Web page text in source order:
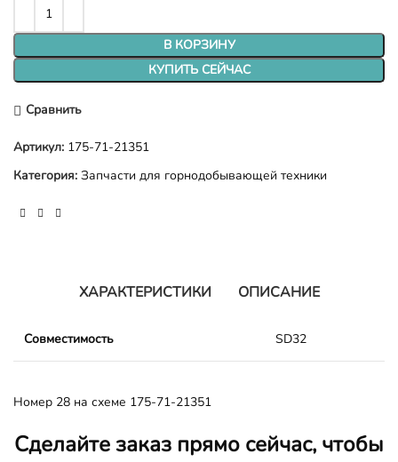
В КОРЗИНУ
КУПИТЬ СЕЙЧАС
Сравнить
Артикул: 175-71-21351
Категория: Запчасти для горнодобывающей техники
ХАРАКТЕРИСТИКИ ОПИСАНИЕ
Совместимость SD32
Номер 28 на схеме 175-71-21351
Сделайте заказ прямо сейчас, чтобы